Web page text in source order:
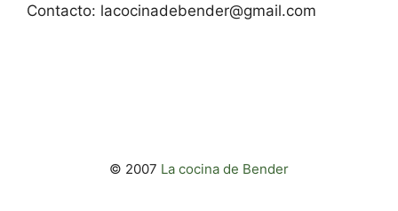
Contacto: lacocinadebender@gmail.com
© 2007 La cocina de Bender